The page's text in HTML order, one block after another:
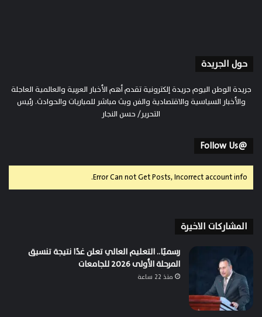
حول الجريدة
جريدة الوطن اليوم جريدة إلكترونية تقدم أهم الأخبار العربية والعالمية العاجلة
والأخبار السياسية والاقتصادية والفن وبث مباشر للمباريات والحوادث. رئيس
التحرير/ حسن النجار
@Follow Us
Error Can not Get Posts, Incorrect account info.
المشاركات الاخيرة
رسميًا.. التعليم العالي تعلن غدًا نتيجة تنسيق
المرحلة الأولى 2026 للجامعات
منذ 22 ساعة